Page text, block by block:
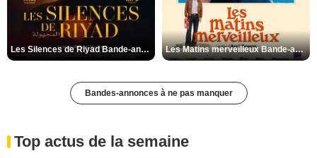
Les Silences de Riyad Bande-annonce VO STFR Les Matins merveilleux Bande-annonce VF
Bandes-annonces à ne pas manquer
Top actus de la semaine